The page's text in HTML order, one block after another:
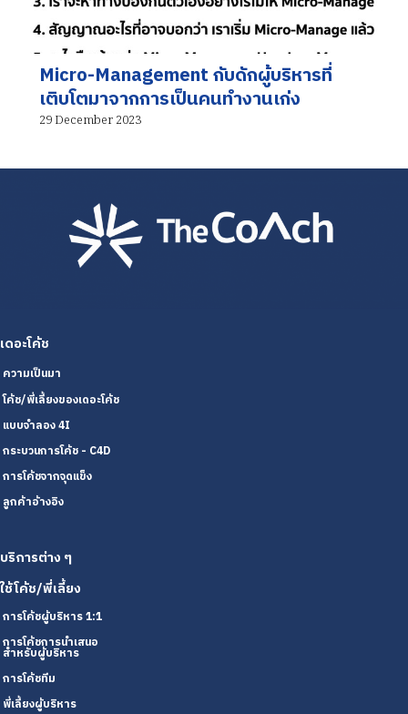
Micro-Management กับดักผู้บริหารที่
เติบโตมาจากการเป็นคนทำงานเก่ง
29 December 2023
เดอะโค้ช
ความเป็นมา
โค้ช/พี่เลี้ยงของเดอะโค้ช
แบบจำลอง 4I
กระบวนการโค้ช - C4D
การโค้ชจากจุดแข็ง
ลูกค้าอ้างอิง
บริการต่าง ๆ
ใช้โค้ช/พี่เลี้ยง
การโค้ชผู้บริหาร 1:1
การโค้ชการนำเสนอ
สำหรับผู้บริหาร
การโค้ชทีม
พี่เลี้ยงผู้บริหาร